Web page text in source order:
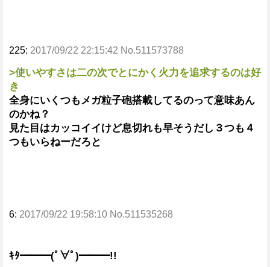
225: 2017/09/22 22:15:42 No.511573788
>使いやすさは二の次でとにかく火力を追求するのは好
き
全身にいくつもメガ粒子砲搭載してるのって意味あん
のかね？
見た目はカッコイイけど息切れも早そうだし３つも４
つもいらねーだろと
6: 2017/09/22 19:58:10 No.511535268
ｷﾀ━━━(ﾟ∀ﾟ)━━━!!